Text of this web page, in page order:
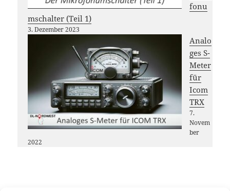
fonu
mschalter (Teil 1)
3. Dezember 2023
Analo
ges S-
Meter
für
Icom
TRX
7.
Novem
ber
2022